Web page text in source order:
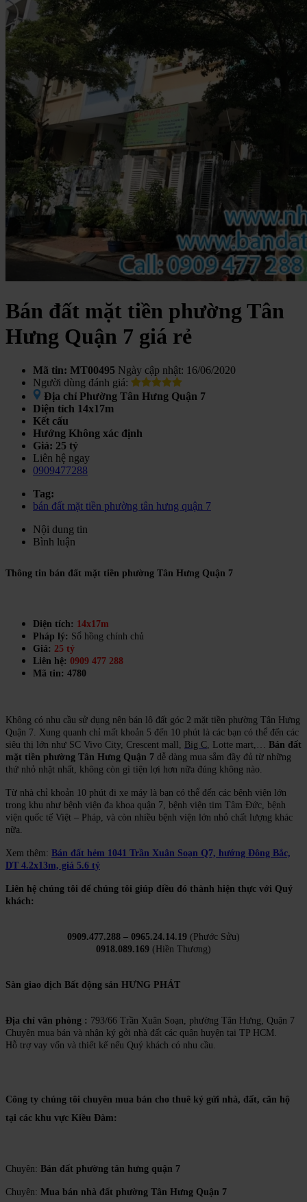
Bán đất mặt tiền phường Tân
Hưng Quận 7 giá rẻ
Mã tin: MT00495 Ngày cập nhật: 16/06/2020
Người dùng đánh giá:
Địa chỉ Phường Tân Hưng Quận 7
Diện tích 14x17m
Kết cấu
Hướng Không xác định
Giá: 25 tỷ
Liên hệ ngay
0909477288
Tag:
bán đất mặt tiền phường tân hưng quận 7
Nội dung tin
Bình luận
Thông tin bán đất mặt tiền phường Tân Hưng Quận 7
Diện tích: 14x17m
Pháp lý: Sổ hồng chính chủ
Giá: 25 tỷ
Liên hệ: 0909 477 288
Mã tin: 4780
Không có nhu cầu sử dụng nên bán lô đất góc 2 mặt tiền phường Tân Hưng
Quận 7. Xung quanh chỉ mất khoản 5 đến 10 phút là các bạn có thể đến các
siêu thị lớn như SC Vivo City, Crescent mall, Big C , Lotte mart,… Bán đất
mặt tiền phường Tân Hưng Quận 7 dễ dàng mua sắm đầy đủ từ những
thứ nhỏ nhặt nhất, không còn gì tiện lợi hơn nữa đúng không nào.
Từ nhà chỉ khoản 10 phút đi xe máy là bạn có thể đến các bệnh viện lớn
trong khu như bệnh viện đa khoa quận 7, bệnh viện tim Tâm Đức, bệnh
viện quốc tế Việt – Pháp, và còn nhiều bệnh viện lớn nhỏ chất lượng khác
nữa.
Xem thêm: Bán đất hẻm 1041 Trần Xuân Soạn Q7, hướng Đông Bắc,
DT 4.2x13m, giá 5.6 tỷ
Liên hệ chúng tôi để chúng tôi giúp điều đó thành hiện thực với Quý
khách:
0909.477.288 – 0965.24.14.19 (Phước Sửu)
0918.089.169 (Hiền Thương)
Sàn giao dịch Bất động sản HƯNG PHÁT
Địa chỉ văn phòng : 793/66 Trần Xuân Soạn, phường Tân Hưng, Quận 7
Chuyên mua bán và nhận ký gởi nhà đất các quận huyện tại TP HCM.
Hỗ trợ vay vốn và thiết kế nếu Quý khách có nhu cầu.
Công ty chúng tôi chuyên mua bán cho thuê ký gửi nhà, đất, căn hộ
tại các khu vực Kiều Đàm:
Chuyên: Bán đất phường tân hưng quận 7
Chuyên: Mua bán nhà đất phường Tân Hưng Quận 7